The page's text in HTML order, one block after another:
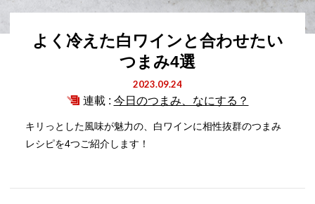
よく冷えた白ワインと合わせたい
つまみ4選
2023.09.24
連載 : 今日のつまみ、なにする？
キリっとした風味が魅力の、白ワインに相性抜群のつまみ
レシピを4つご紹介します！